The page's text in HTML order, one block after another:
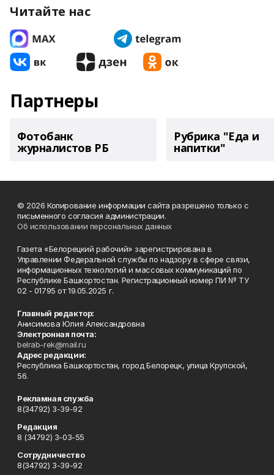
Читайте нас
Партнеры
Фотобанк
журналистов РБ
Рубрика "Еда и
напитки"
© 2026 Копирование информации сайта разрешено только с
письменного согласия администрации.
Об использовании персональных данных
Газета «Белорецкий рабочий» зарегистрирована в
Управлении Федеральной службы по надзору в сфере связи,
информационных технологий и массовых коммуникаций по
Республике Башкортостан. Регистрационный номер ПИ № ТУ
02 - 01795 от 19.05.2025 г.
Главный редактор:
Анисимова Юлия Александровна
Электронная почта:
belrab-rek@mail.ru
Адрес редакции:
Республика Башкортостан, город Белорецк, улица Крупской,
56.
Рекламная служба
8(34792) 3-39-92
Редакция
8 (34792) 3-03-55
Сотрудничество
8(34792) 3-39-92